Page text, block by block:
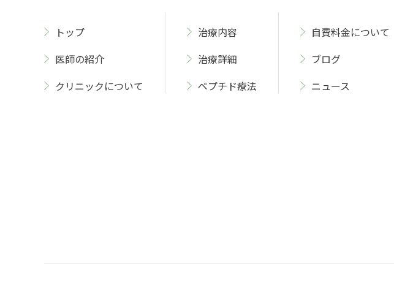
トップ
医師の紹介
クリニックについて
治療内容
治療詳細
ペプチド療法
自費料金について
ブログ
ニュース